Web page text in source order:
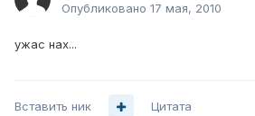
Опубликовано 17 мая, 2010
ужас нах...
Вставить ник Цитата